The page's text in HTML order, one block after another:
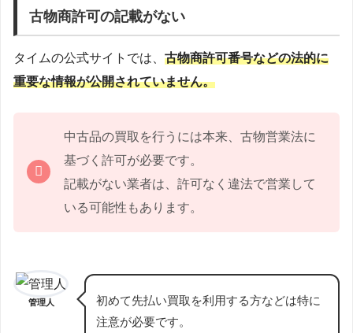
古物商許可の記載がない
タイムの公式サイトでは、 古物商許可番号などの法的に
重要な情報が公開されていません。
中古品の買取を行うには本来、古物営業法に
基づく許可が必要です。
記載がない業者は、許可なく違法で営業して
いる可能性もあります。
管理人
初めて先払い買取を利用する方などは特に
注意が必要です。